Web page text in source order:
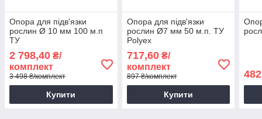
Опора для підв'язки
рослин Ø 10 мм 100 м.п
ТУ
2 798,40 ₴/
комплект
3 498 ₴/комплект
Купити
Опора для підв'язки
рослин Ø7 мм 50 м.п. ТУ
Polyex
717,60₴/
комплект
897 ₴/комплект
Купити